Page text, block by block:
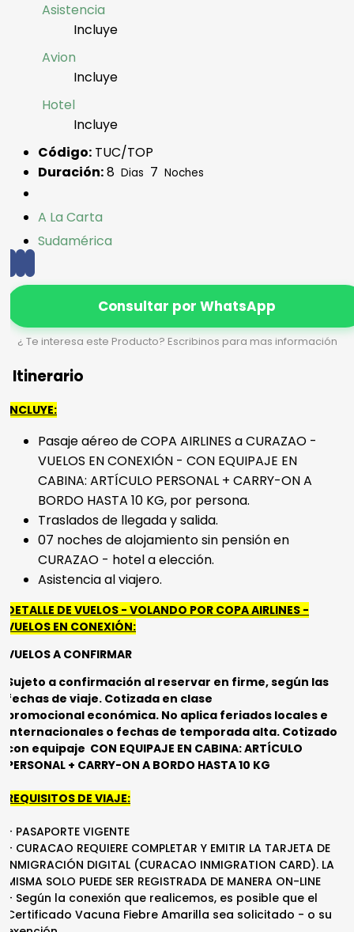
Asistencia
Incluye
Avion
Incluye
Hotel
Incluye
Código:TUC/TOP
Duración:8Dias 7Noches
A La Carta
Sudamérica
Consultar por WhatsApp
¿ Te interesa este Producto? Escribinos para mas información
Pasaje aéreo de COPA AIRLINES a CURAZAO -
VUELOS EN CONEXIÓN - CON EQUIPAJE EN
CABINA: ARTÍCULO PERSONAL + CARRY-ON A
BORDO HASTA 10 KG, por persona.
Traslados de llegada y salida.
07 noches de alojamiento sin pensión en
CURAZAO - hotel a elección.
Asistencia al viajero.
DE VUELOS - VOLANDO POR COPA AIRLINES -
EN CONEXIÓN:
A CONFIRMAR
a confirmación al reservar en firme, según las
de viaje. Cotizada en clase
económica. No aplica feriados locales e
o fechas de temporada alta. Cotizado
equipaje CON EQUIPAJE EN CABINA: ARTÍCULO
+ CARRY-ON A BORDO HASTA 10 KG
DE VIAJE:
PASAPORTE VIGENTE
CURACAO REQUIERE COMPLETAR Y EMITIR LA TARJETA DE
DIGITAL (CURACAO INMIGRATION CARD). LA
SOLO PUEDE SER REGISTRADA DE MANERA ON-LINE
Según la conexión que realicemos, es posible que el
Vacuna Fiebre Amarilla sea solicitado - o su